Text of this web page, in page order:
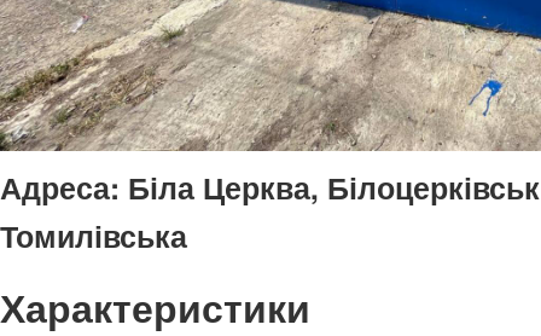
Адреса: Біла Церква,
Томилівська
Характеристики